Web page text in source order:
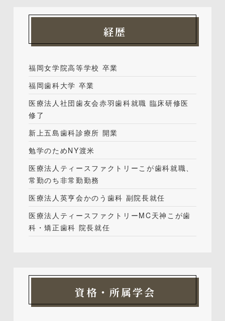
経歴
福岡女学院高等学校 卒業
福岡歯科大学 卒業
医療法人社団歯友会赤羽歯科就職 臨床研修医
修了
新上五島歯科診療所 開業
勉学のためNY渡米
医療法人ティースファクトリーこが歯科就職、
常勤のち非常勤勤務
医療法人英亨会かのう歯科 副院長就任
医療法人ティースファクトリーMC天神こが歯
科・矯正歯科 院長就任
資格・所属学会